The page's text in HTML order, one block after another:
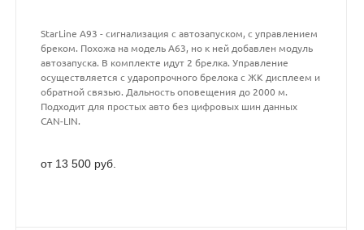
StarLine A93 - сигнализация с автозапуском, с управлением
бреком. Похожа на модель А63, но к ней добавлен модуль
автозапуска. В комплекте идут 2 брелка. Управление
осуществляется с ударопрочного брелока с ЖК дисплеем и
обратной связью. Дальность оповещения до 2000 м.
Подходит для простых авто без цифровых шин данных
CAN-LIN.
от 13 500 руб.